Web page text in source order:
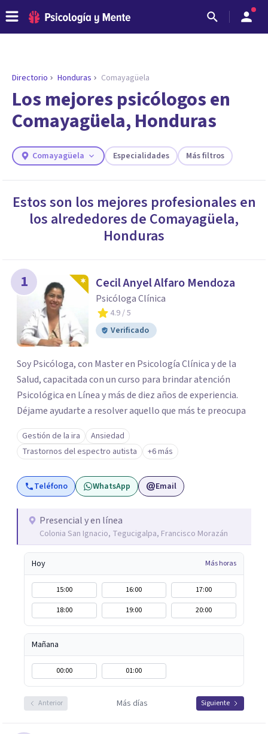
ENCONTRAR MI TERAPEUTA
¿Necesitas ayuda para encontrar el
psicólogo adecuado?
Responde a unas breves preguntas y te ofreceremos
necesidades.
Directorio Honduras Comayagüela
Los mejores psicólogos en
Comayagüela, Honduras
Comayagüela Especialidades Más filtros
Estos son los mejores profesionales en
los alrededores de Comayagüela,
Honduras
1 Cecil Anyel Alfaro Mendoza
Psicóloga Clínica
4.9/ 5
Verificado
Soy Psicóloga, con Master en Psicología Clínica y de la
Salud, capacitada con un curso para brindar atención
Psicológica en Línea y más de diez años de experiencia.
Déjame ayudarte a resolver aquello que más te preocupa
Gestión de la ira
Ansiedad
Trastornos del espectro autista
+6 más
Teléfono WhatsApp Email
Presencial y en línea
Colonia San Ignacio, Tegucigalpa, Francisco Morazán
Hoy Más horas
15:00 16:00
17:00
18:00
19:00 20:00
Mañana
00:00 01:00
Anterior Más días Siguiente